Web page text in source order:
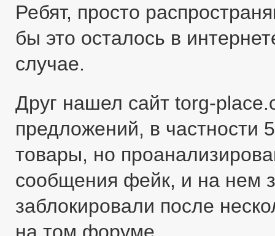
Ребят, просто
бы это осталось в
случае.
Друг нашел сайт torg-
предложений, в частности
товары, но
сообщения фейк, и на нем
заблокировали после
на том форуме.